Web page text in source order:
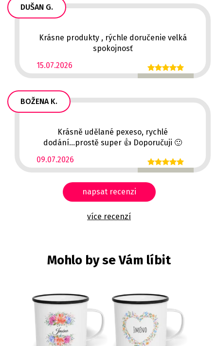
DUŠAN G.
15.07.2026
Krásne produkty , rýchle doručenie velká
spokojnosť
BOŽENA K.
09.07.2026
Krásně udělané pexeso, rychlé
dodání...prostě super 👍 Doporučuji 🙂
napsat recenzi
více recenzí
Mohlo by se Vám líbit